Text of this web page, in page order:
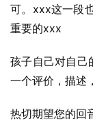
可。xxx这一段
重要的xxx
孩子自己对自己
一个评价，描述
热切期望您的回